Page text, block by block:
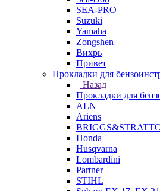
SEA-PRO
Suzuki
Yamaha
Zongshen
Вихрь
Привет
Прокладки для
Назад
Прокладки для
ALN
Ariens
Honda
Husqvarna
Lombardini
Partner
STIHL